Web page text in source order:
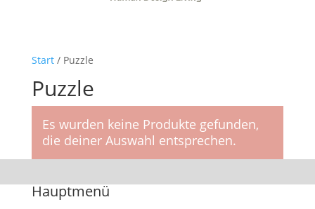
Start/ Puzzle
Puzzle
Es wurden keine Produkte gefunden,
die deiner Auswahl entsprechen.
Hauptmenü